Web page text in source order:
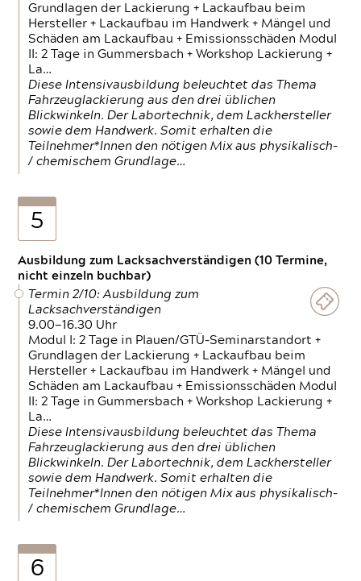
Grundlagen der Lackierung + Lackaufbau beim
Hersteller + Lackaufbau im Handwerk + Mängel und
Schäden am Lackaufbau + Emissionsschäden Modul
II: 2 Tage in Gummersbach + Workshop Lackierung +
La…
Diese Intensivausbildung beleuchtet das Thema
Fahrzeuglackierung aus den drei üblichen
Blickwinkeln. Der Labortechnik, dem Lackhersteller
sowie dem Handwerk. Somit erhalten die
Teilnehmer*Innen den nötigen Mix aus physikalisch-
/ chemischem Grundlage…
5
Ausbildung zum Lacksachverständigen (10 Termine,
nicht einzeln buchbar)
Termin 2/10: Ausbildung zum
Lacksachverständigen
9.00—16.30 Uhr
Modul I: 2 Tage in Plauen/GTÜ-Seminarstandort +
Grundlagen der Lackierung + Lackaufbau beim
Hersteller + Lackaufbau im Handwerk + Mängel und
Schäden am Lackaufbau + Emissionsschäden Modul
II: 2 Tage in Gummersbach + Workshop Lackierung +
La…
Diese Intensivausbildung beleuchtet das Thema
Fahrzeuglackierung aus den drei üblichen
Blickwinkeln. Der Labortechnik, dem Lackhersteller
sowie dem Handwerk. Somit erhalten die
Teilnehmer*Innen den nötigen Mix aus physikalisch-
/ chemischem Grundlage…
6